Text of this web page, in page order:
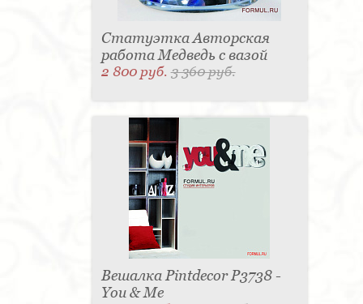
Статуэтка Авторская
работа Медведь с вазой
2 800 руб.3 360 руб.
Вешалка Pintdecor P3738 -
You & Me